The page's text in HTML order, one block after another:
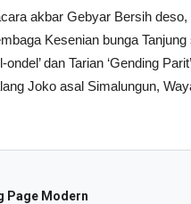
akbar Gebyar Bersih
Kesenian bunga
dan Tarian ‘Gending
Joko asal Simalungun,
Page Modern